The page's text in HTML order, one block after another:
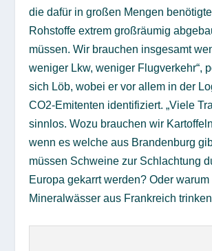
die dafür in großen Mengen
Rohstoffe extrem großräumig
müssen. Wir brauchen insgesamt
weniger Lkw, weniger Flugverkehr“,
sich Löb, wobei er vor allem in der
CO2-Emitenten identifiziert. „Viele
sinnlos. Wozu brauchen wir
wenn es welche aus Brandenburg
müssen Schweine zur Schlachtung
Europa gekarrt werden? Oder
Mineralwässer aus Frankreich